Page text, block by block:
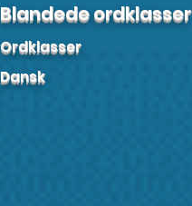
Blandede ordklasser
Ordklasser
Dansk